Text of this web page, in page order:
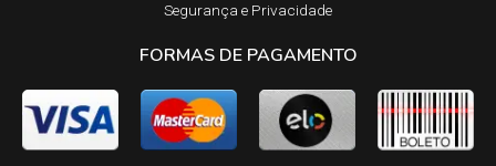
Segurança e Privacidade
FORMAS DE PAGAMENTO